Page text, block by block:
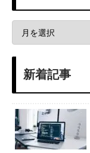
新着記事